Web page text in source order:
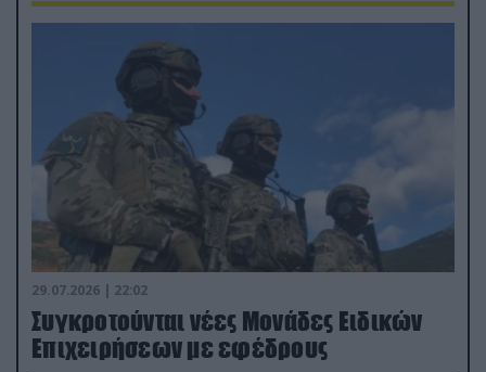
29.07.2026 | 22:02
Συγκροτούνται νέες Μονάδες Ειδικών
Επιχειρήσεων με εφέδρους